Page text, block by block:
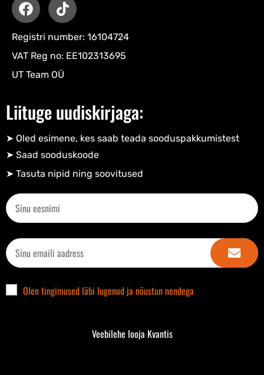
Registri number: 16104724
VAT Reg no: EE102313695
UT Team OÜ
Liituge uudiskirjaga:
➤ Oled esimene, kes saab teada sooduspakkumistest
➤ Saad sooduskoode​
➤ Tasuta nipid ning soovitused​
Olen tingimused läbi lugenud ja nõustun nendega
Veebilehe looja Kvantis